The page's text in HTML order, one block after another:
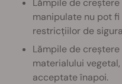
Lămpile de
manipulate nu pot
restricțiilor de
Lămpile de
materialului
acceptate înapoi.